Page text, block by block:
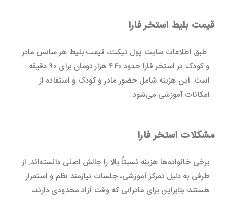
قیمت بلیط استخر فارا
طبق اطلاعات سایت پول تیکت، قیمت بلیط هر سانس مادر
و کودک در استخر فارا حدود ۴۴۰ هزار تومان برای ۹۰ دقیقه
است. این هزینه شامل حضور مادر و کودک و استفاده از
امکانات آموزشی می‌شود.
مشکلات استخر فارا
برخی خانواده‌ها هزینه نسبتاً بالا را چالش اصلی دانسته‌اند. از
طرفی به دلیل تمرکز آموزشی، جلسات نیازمند نظم و استمرار
هستند؛ بنابراین برای مادرانی که وقت آزاد محدودی دارند،